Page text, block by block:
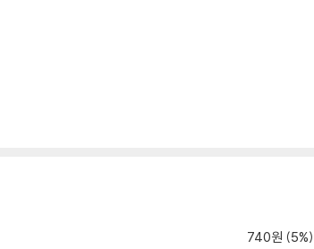
740원 (5%)